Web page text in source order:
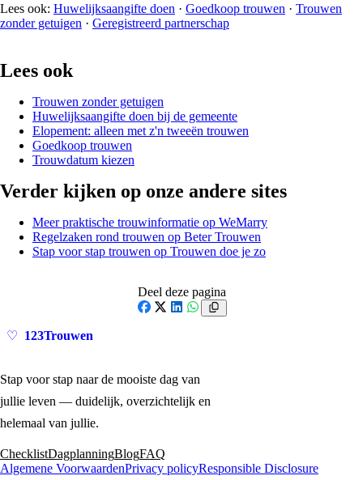
Lees ook: Huwelijksaangifte doen · Goedkoop trouwen · Trouwen
zonder getuigen · Geregistreerd partnerschap
Lees ook
Trouwen zonder getuigen
Huwelijksaangifte doen bij de gemeente
Elopement: alleen met z'n tweeën trouwen
Goedkoop trouwen
Trouwdatum kiezen
Verder kijken op onze andere sites
Meer praktische trouwinformatie op WeMarry
Regelzaken rond trouwen op Beter Trouwen
Stap voor stap trouwen op Trouwen doe je zo
Deel deze pagina
LinkedIn
WhatsApp
♡ 123Trouwen
Stap voor stap naar de mooiste dag van
jullie leven — duidelijk, overzichtelijk en
helemaal van jullie.
ChecklistDagplanningBlogFAQ
Algemene VoorwaardenPrivacy policyResponsible Disclosure